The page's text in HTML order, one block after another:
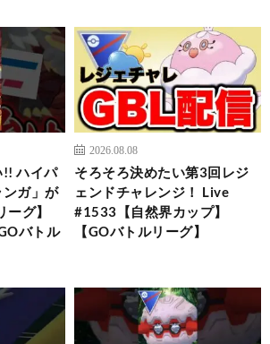
!! ハイパ
ガ」が
グ】
バトル
2026.08.08
そろそろ決めたい第3回レジ
ェンドチャレンジ！ Live
#1533【自然界カップ】
【GOバトルリーグ】